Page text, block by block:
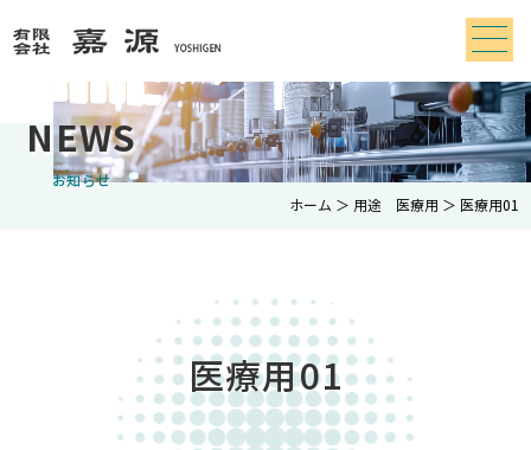
NEWS
お知らせ
ホーム ＞ 用途 医療用 ＞ 医療用01
医療用01